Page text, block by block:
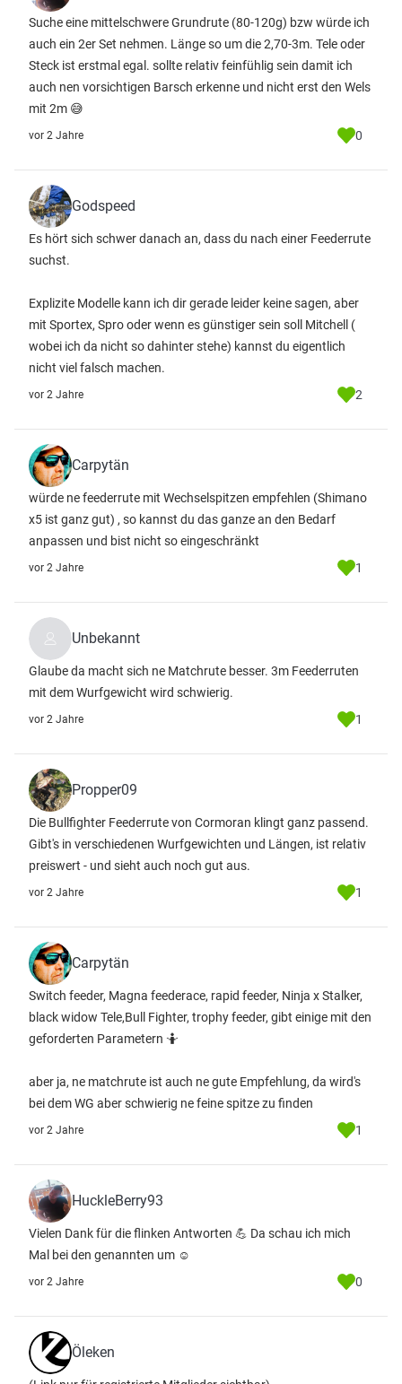
Suche eine mittelschwere Grundrute (80-120g) bzw würde ich
auch ein 2er Set nehmen. Länge so um die 2,70-3m. Tele oder
Steck ist erstmal egal. sollte relativ feinfühlig sein damit ich
auch nen vorsichtigen Barsch erkenne und nicht erst den Wels
mit 2m 😅
vor 2 Jahre 0
Godspeed
Es hört sich schwer danach an, dass du nach einer Feederrute
suchst.
Explizite Modelle kann ich dir gerade leider keine sagen, aber
mit Sportex, Spro oder wenn es günstiger sein soll Mitchell (
wobei ich da nicht so dahinter stehe) kannst du eigentlich
nicht viel falsch machen.
vor 2 Jahre 2
Carpytän
würde ne feederrute mit Wechselspitzen empfehlen (Shimano
x5 ist ganz gut) , so kannst du das ganze an den Bedarf
anpassen und bist nicht so eingeschränkt
vor 2 Jahre 1
Unbekannt
Glaube da macht sich ne Matchrute besser. 3m Feederruten
mit dem Wurfgewicht wird schwierig.
vor 2 Jahre 1
Propper09
Die Bullfighter Feederrute von Cormoran klingt ganz passend.
Gibt's in verschiedenen Wurfgewichten und Längen, ist relativ
preiswert - und sieht auch noch gut aus.
vor 2 Jahre 1
Carpytän
Switch feeder, Magna feederace, rapid feeder, Ninja x Stalker,
black widow Tele,Bull Fighter, trophy feeder, gibt einige mit den
geforderten Parametern 🤷
aber ja, ne matchrute ist auch ne gute Empfehlung, da wird's
bei dem WG aber schwierig ne feine spitze zu finden
vor 2 Jahre 1
HuckleBerry93
Vielen Dank für die flinken Antworten 💪 Da schau ich mich
Mal bei den genannten um ☺️
vor 2 Jahre 0
Öleken